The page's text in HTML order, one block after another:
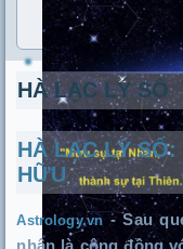
HÀ LẠC LÝ SỐ
HÀ LẠC LÝ
HỮU
Astrology.vn-Sau